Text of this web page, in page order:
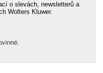
o slevách, newsletterů a
Wolters Kluwer.